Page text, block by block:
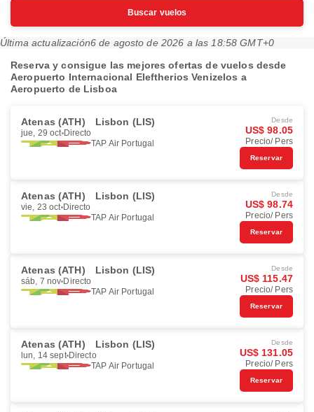
Buscar vuelos
Última actualización6 de agosto de 2026 a las 18:58 GMT+0
Reserva y consigue las mejores ofertas de vuelos desde
Aeropuerto Internacional Eleftherios Venizelos a
Aeropuerto de Lisboa
Atenas (ATH) Lisbon (LIS)
jue, 29 oct Directo
TAP Air Portugal
Desde
US$ 98.05
Precio/ Pers
Reservar
Atenas (ATH) Lisbon (LIS)
vie, 23 oct Directo
TAP Air Portugal
Desde
US$ 98.74
Precio/ Pers
Reservar
Atenas (ATH) Lisbon (LIS)
sáb, 7 nov Directo
TAP Air Portugal
Desde
US$ 115.47
Precio/ Pers
Reservar
Atenas (ATH) Lisbon (LIS)
lun, 14 sept Directo
TAP Air Portugal
Desde
US$ 131.05
Precio/ Pers
Reservar